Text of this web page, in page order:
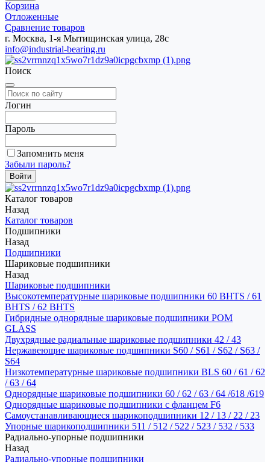
Корзина
Отложенные
Сравнение товаров
г. Москва, 1-я Мытищинская улица, 28с
info@industrial-bearing.ru
Поиск
Логин
Пароль
Запомнить меня
Забыли пароль?
Каталог товаров
Назад
Каталог товаров
Подшипники
Назад
Подшипники
Шариковые подшипники
Назад
Шариковые подшипники
Высокотемпературные шариковые подшипники 60 BHTS / 61
BHTS / 62 BHTS
Гибридные однорядные шариковые подшипники POM
GLASS
Двухрядные радиальные шариковые подшипники 42 / 43
Нержавеющие шариковые подшипники S60 / S61 / S62 / S63 /
S64
Низкотемпературные шариковые подшипники BLS 60 / 61 / 62
/ 63 / 64
Однорядные шариковые подшипники 60 / 62 / 63 / 64 /618 /619
Однорядные шариковые подшипники с фланцем F6
Самоустанавливающиеся шарикоподшипники 12 / 13 / 22 / 23
Упорные шарикоподшипники 511 / 512 / 522 / 523 / 532 / 533
Радиально-упорные подшипники
Назад
Радиально-упорные подшипники